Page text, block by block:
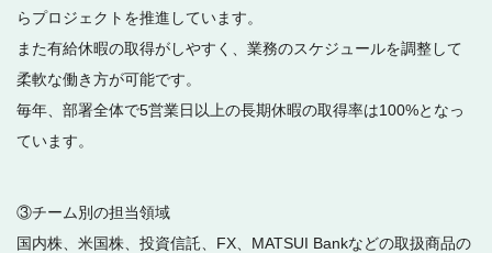
らプロジェクトを推進しています。
また有給休暇の取得がしやすく、業務のスケジュールを調整して
柔軟な働き方が可能です。
毎年、部署全体で5営業日以上の長期休暇の取得率は100%となっ
ています。
③チーム別の担当領域
国内株、米国株、投資信託、FX、MATSUI Bankなどの取扱商品の